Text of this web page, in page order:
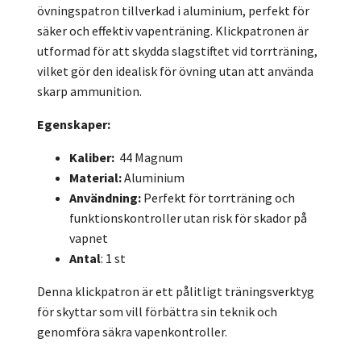
övningspatron tillverkad i aluminium, perfekt för
säker och effektiv vapenträning. Klickpatronen är
utformad för att skydda slagstiftet vid torrträning,
vilket gör den idealisk för övning utan att använda
skarp ammunition.
Egenskaper:
Kaliber: 44 Magnum
Material:Aluminium
Användning: Perfekt för torrträning och
funktionskontroller utan risk för skador på
vapnet
Antal: 1 st
Denna klickpatron är ett pålitligt träningsverktyg
för skyttar som vill förbättra sin teknik och
genomföra säkra vapenkontroller.